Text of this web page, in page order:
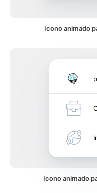
Icono animado
Icono animado